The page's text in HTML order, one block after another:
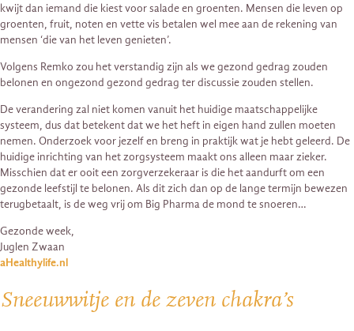
kwijt dan iemand die kiest voor salade en groenten. Mensen die leven op
groenten, fruit, noten en vette vis betalen wel mee aan de rekening van
mensen ‘die van het leven genieten’.
Volgens Remko zou het verstandig zijn als we gezond gedrag zouden
belonen en ongezond gezond gedrag ter discussie zouden stellen.
De verandering zal niet komen vanuit het huidige maatschappelijke
systeem, dus dat betekent dat we het heft in eigen hand zullen moeten
nemen. Onderzoek voor jezelf en breng in praktijk wat je hebt geleerd. De
huidige inrichting van het zorgsysteem maakt ons alleen maar zieker.
Misschien dat er ooit een zorgverzekeraar is die het aandurft om een
gezonde leefstijl te belonen. Als dit zich dan op de lange termijn bewezen
terugbetaalt, is de weg vrij om Big Pharma de mond te snoeren…
Gezonde week,
Juglen Zwaan
aHealthylife.nl
Sneeuwwitje en de zeven chakra’s